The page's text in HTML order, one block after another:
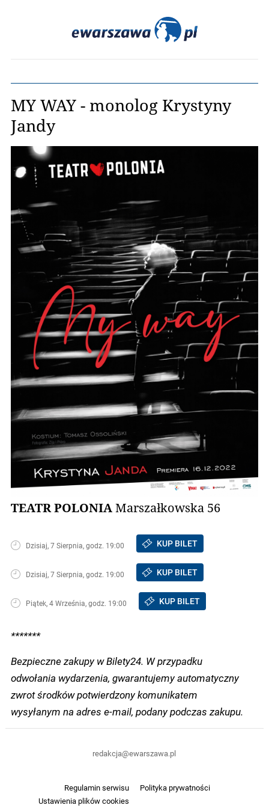
MY WAY - monolog Krystyny
Jandy
TEATR POLONIAMarszałkowska 56
Dzisiaj, 7 Sierpnia, godz. 19:00 KUP BILET
Dzisiaj, 7 Sierpnia, godz. 19:00 KUP BILET
Piątek, 4 Września, godz. 19:00 KUP BILET
*******
Bezpieczne zakupy w Bilety24. W przypadku
odwołania wydarzenia, gwarantujemy automatyczny
zwrot środków potwierdzony komunikatem
wysyłanym na adres e-mail, podany podczas zakupu.
Regulamin serwisu
Polityka prywatności
Ustawienia plików cookies
redakcja@ewarszawa.pl